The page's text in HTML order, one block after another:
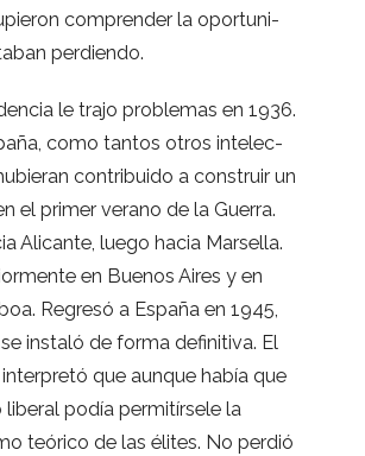
com­pren­der la opor­tu­ni­
perdiendo.
le trajo pro­ble­mas en 1936.
como tan­tos otros inte­lec­
con­tri­buido a cons­truir un
el pri­mer verano de la Gue­rra.
Ali­cante, luego hacia Mar­se­lla.
en Bue­nos Aires y en
Regresó a España en 1945,
ins­taló de forma defi­ni­tiva. El
que aun­que había que
podía per­mi­tír­sele la
teó­rico de las éli­tes. No per­dió